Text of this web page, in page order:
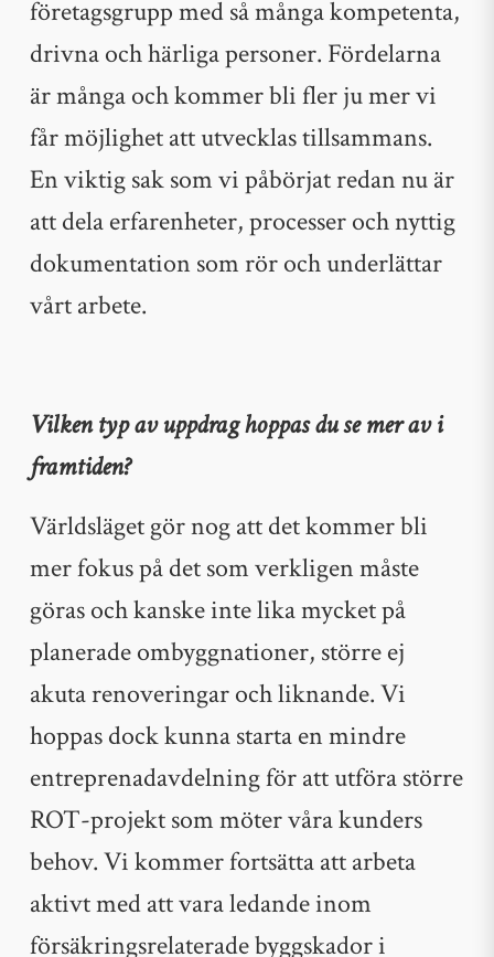
företagsgrupp med så många kompetenta,
drivna och härliga personer. Fördelarna
är många och kommer bli fler ju mer vi
får möjlighet att utvecklas tillsammans.
En viktig sak som vi påbörjat redan nu är
att dela erfarenheter, processer och nyttig
dokumentation som rör och underlättar
vårt arbete.
Vilken typ av uppdrag hoppas du se mer av i
framtiden?
Världsläget gör nog att det kommer bli
mer fokus på det som verkligen måste
göras och kanske inte lika mycket på
planerade ombyggnationer, större ej
akuta renoveringar och liknande. Vi
hoppas dock kunna starta en mindre
entreprenadavdelning för att utföra större
ROT-projekt som möter våra kunders
behov. Vi kommer fortsätta att arbeta
aktivt med att vara ledande inom
försäkringsrelaterade byggskador i